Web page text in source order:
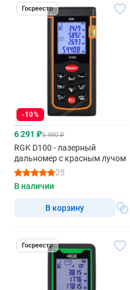
Госреестр
-10%
6 291 ₽6 990 ₽
RGK D100 - лазерный
дальномер с красным лучом
25
В наличии
В корзину
Госреестр